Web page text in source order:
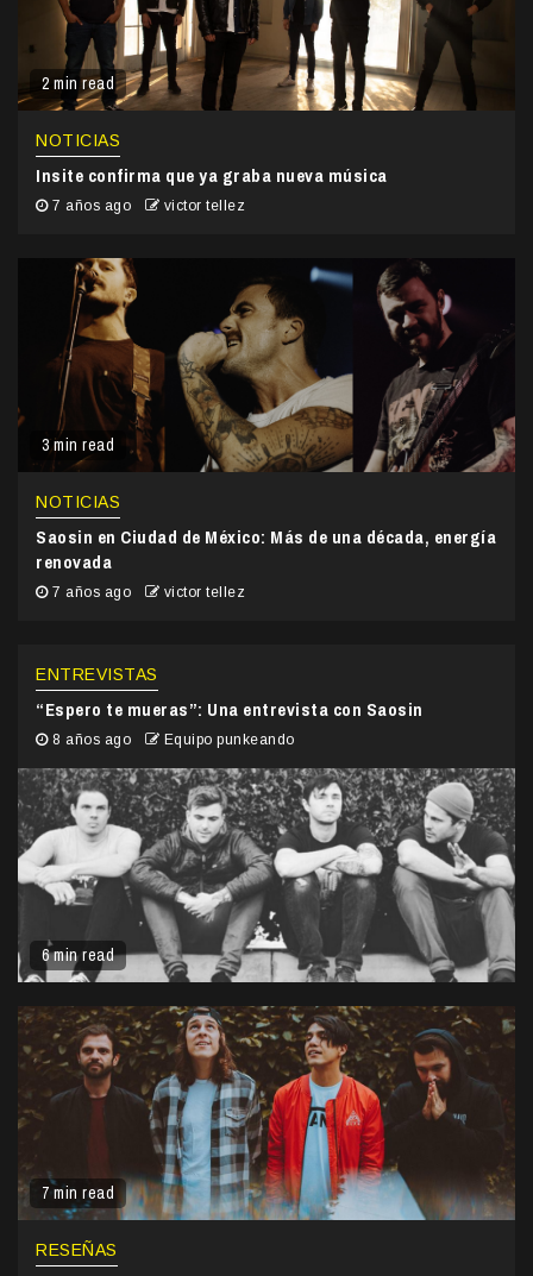
2 min read
NOTICIAS
Insite confirma que ya graba nueva música
7 años ago victor tellez
3 min read
NOTICIAS
Saosin en Ciudad de México: Más de una década, energía
renovada
7 años ago victor tellez
6 min read
ENTREVISTAS
“Espero te mueras”: Una entrevista con Saosin
8 años ago Equipo punkeando
7 min read
RESEÑAS